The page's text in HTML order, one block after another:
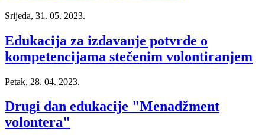
Srijeda, 31. 05. 2023.
Edukacija za izdavanje potvrde o
kompetencijama stečenim volontiranjem
Petak, 28. 04. 2023.
Drugi dan edukacije "Menadžment
volontera"